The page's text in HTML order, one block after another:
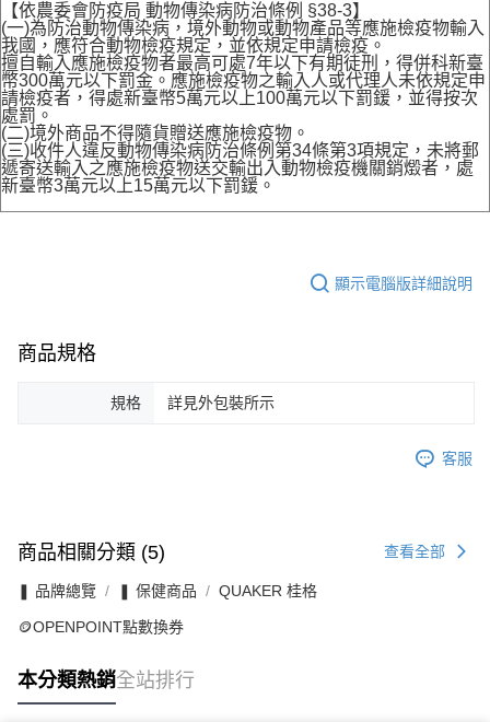
【依農委會防疫局 動物傳染病防治條例 §38-3】
(一)為防治動物傳染病，境外動物或動物產品等應施檢疫物輸入
我國，應符合動物檢疫規定，並依規定申請檢疫。
擅自輸入應施檢疫物者最高可處7年以下有期徒刑，得併科新臺
幣300萬元以下罰金。應施檢疫物之輸入人或代理人未依規定申
請檢疫者，得處新臺幣5萬元以上100萬元以下罰鍰，並得按次
處罰。
(二)境外商品不得隨貨贈送應施檢疫物。
(三)收件人違反動物傳染病防治條例第34條第3項規定，未將郵
遞寄送輸入之應施檢疫物送交輸出入動物檢疫機關銷燬者，處
新臺幣3萬元以上15萬元以下罰鍰。
顯示電腦版詳細說明
商品規格
規格 詳見外包裝所示
客服
商品相關分類 (5) 查看全部
❚ 品牌總覽 ❚ 保健商品 QUAKER 桂格
🪙OPENPOINT點數換券
本分類熱銷全站排行